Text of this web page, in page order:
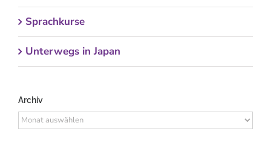
Sprachkurse
Unterwegs in Japan
Archiv
Archiv